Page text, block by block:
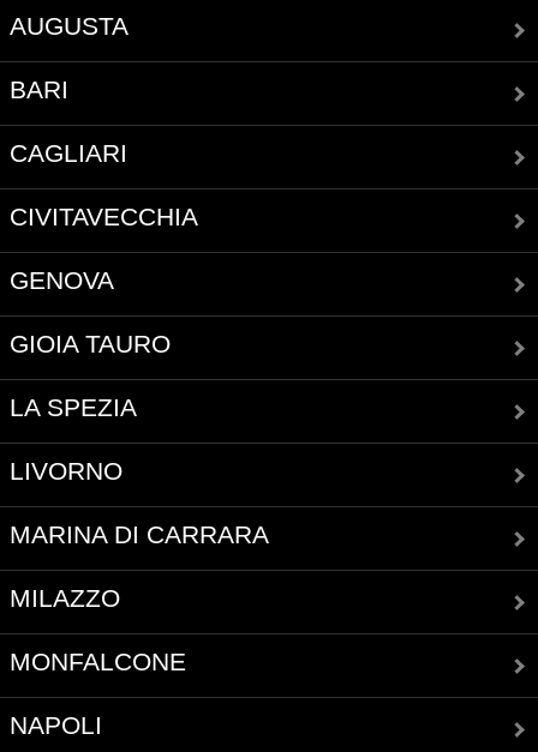
AUGUSTA
BARI
CAGLIARI
CIVITAVECCHIA
GENOVA
GIOIA TAURO
LA SPEZIA
LIVORNO
MARINA DI CARRARA
MILAZZO
MONFALCONE
NAPOLI